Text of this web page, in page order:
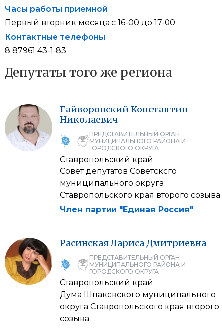
Часы работы приемной
Первый вторник месяца с 16-00 до 17-00
Контактные телефоны
8 87961 43-1-83
Депутаты того же региона
Гайворонский Константин
Николаевич
ПРЕДСТАВИТЕЛЬНЫЙ ОРГАН
МУНИЦИПАЛЬНОГО РАЙОНА И
ГОРОДСКОГО ОКРУГА
Ставропольский край
Совет депутатов Советского
муниципального округа
Ставропольского края второго созыва
Член партии "Единая Россия"
РасинскаяЛарисаДмитриевна
ПРЕДСТАВИТЕЛЬНЫЙ ОРГАН
МУНИЦИПАЛЬНОГО РАЙОНА И
ГОРОДСКОГО ОКРУГА
Ставропольский край
Дума Шпаковского муниципального
округа Ставропольского края второго
созыва